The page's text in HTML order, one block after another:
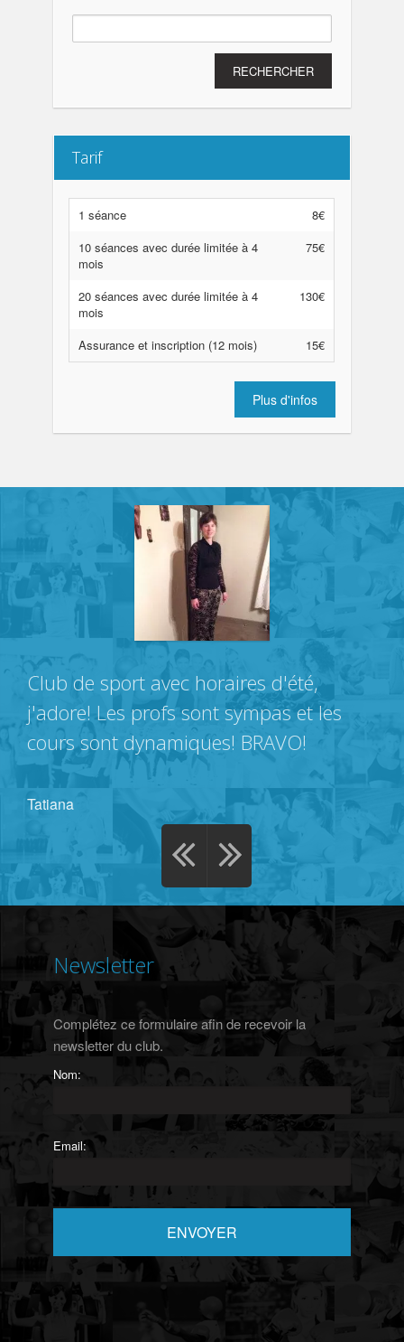
Rechercher :
Tarif
1 séance
8€
10 séances avec durée limitée à 4
mois
75€
20 séances avec durée limitée à 4
mois
130€
Assurance et inscription (12 mois) 15€
Plus d'infos
Club de sport avec horaires d'été,
j'adore! Les profs sont sympas et les
cours sont dynamiques! BRAVO!
Tatiana
Newsletter
Complétez ce formulaire afin de recevoir la
newsletter du club.
Nom:
Email: